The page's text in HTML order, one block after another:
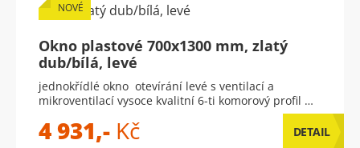
NOVÉ
Okno plastové 700x1300 mm, zlatý
dub/bílá, levé
jednokřídlé okno otevírání levé s ventilací a
mikroventilací vysoce kvalitní 6-ti komorový profil …
4 931,- Kč DETAIL